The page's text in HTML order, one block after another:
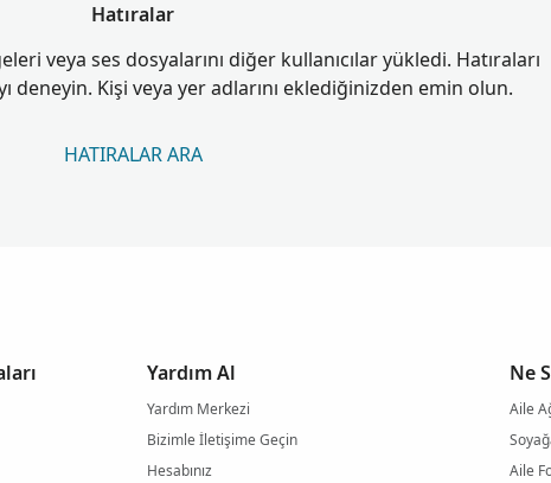
Hatıralar
veya ses dosyalarını diğer kullanıcılar yükledi. Hatıraları
deneyin. Kişi veya yer adlarını eklediğinizden emin olun.
HATIRALAR ARA
Yardım Al
Yardım Merkezi
Bizimle İletişime Geçin
Hesabınız
Ne
Aile
Aile